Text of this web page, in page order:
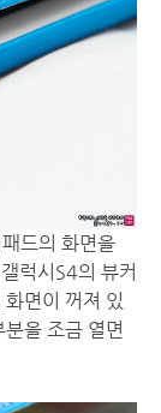
드의 화면을
럭시S4의 뷰커
면이 꺼져 있
을 조금 열면